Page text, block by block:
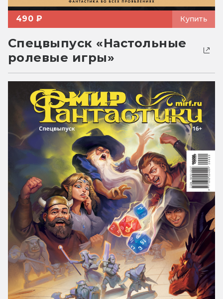
490 ₽ Купить
Спецвыпуск «Настольные
ролевые игры»